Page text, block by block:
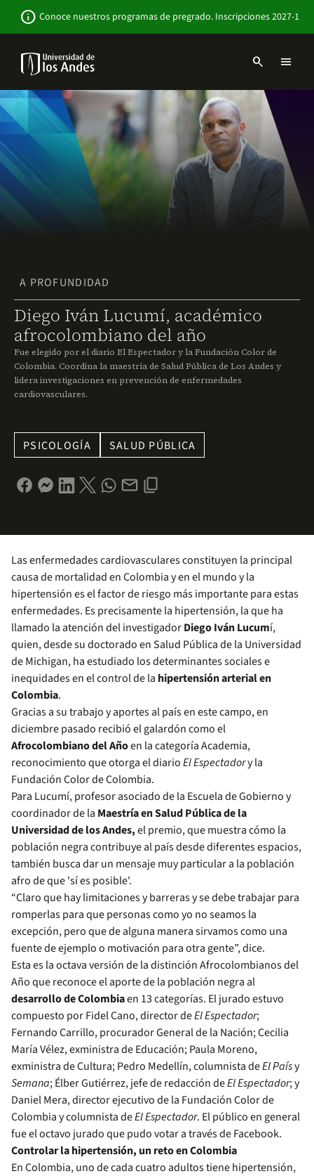
contenido
info Conoce nuestros programas de pregrado. Inscripciones 2027-1
Navbar
Sitio
Institucional
search menu
A PROFUNDIDAD
Diego Iván Lucumí, académico
afrocolombiano del año
Fue elegido por el diario El Espectador y la Fundación Color de
Colombia. Coordina la maestría de Salud Pública de Los Andes y
lidera investigaciones en prevención de enfermedades
cardiovasculares.
PSICOLOGÍA SALUD PÚBLICA
Las enfermedades cardiovasculares constituyen la principal
causa de mortalidad en Colombia y en el mundo y la
hipertensión es el factor de riesgo más importante para estas
enfermedades. Es precisamente la hipertensión, la que ha
llamado la atención del investigadorDiego Iván Lucumí,
quien, desde su doctorado en Salud Pública de la Universidad
de Michigan, ha estudiado los determinantes sociales e
inequidades en el control de la hipertensión arterial en
Colombia.
Gracias a su trabajo y aportes al país en este campo, en
diciembre pasado recibió el galardón como el
Afrocolombiano del Añoen la categoría Academia,
reconocimiento que otorga el diarioEl Espectadory la
Fundación Color de Colombia.
Para Lucumí, profesor asociado de la Escuela de Gobierno y
coordinador de la Maestría en Salud Pública de la
Universidad de los Andes,el premio, que muestra cómo la
población negra contribuye al país desde diferentes espacios,
también busca dar un mensaje muy particular a la población
afro de que 'sí es posible'.
“Claro que hay limitaciones y barreras y se debe trabajar para
romperlas para que personas como yo no seamos la
excepción, pero que de alguna manera sirvamos como una
fuente de ejemplo o motivación para otra gente”, dice.
Esta es la octava versión de la distinción Afrocolombianos del
Año que reconoce el aporte de la población negra al
desarrollo de Colombiaen 13 categorías. El jurado estuvo
compuesto por Fidel Cano, director deEl Espectador;
Fernando Carrillo, procurador General de la Nación; Cecilia
María Vélez, exministra de Educación; Paula Moreno,
exministra de Cultura; Pedro Medellín, columnista deEl Paísy
Semana; Élber Gutiérrez, jefe de redacción deEl Espectador; y
Daniel Mera, director ejecutivo de la Fundación Color de
Colombia y columnista deEl Espectador. El público en general
fue el octavo jurado que pudo votar a través de Facebook.
Controlar la hipertensión, un reto en Colombia
En Colombia, uno de cada cuatro adultos tiene hipertensión,